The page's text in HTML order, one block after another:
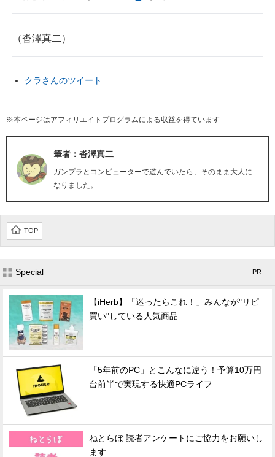
（沓澤真二）
クラさんのツイート
※本ページはアフィリエイトプログラムによる収益を得ています
筆者：沓澤真二
ガンプラとコンピューターで遊んでいたら、そのまま大人に
なりました。
TOP
Special - PR -
【iHerb】「迷ったらこれ！」みんなが"リピ
買い"している人気商品
「5年前のPC」とこんなに違う！予算10万円
台前半で実現する快適PCライフ
ねとらぼ 読者アンケートにご協力をお願いし
ます